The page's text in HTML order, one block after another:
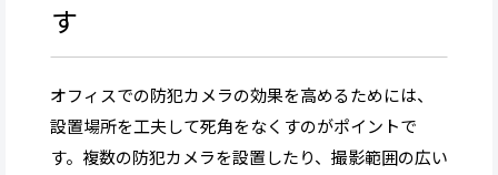
す
オフィスでの防犯カメラの効果を高めるためには、
設置場所を工夫して死角をなくすのがポイントで
す。複数の防犯カメラを設置したり、撮影範囲の広い